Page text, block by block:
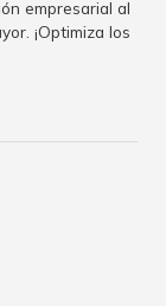
empresarial al
¡Optimiza los